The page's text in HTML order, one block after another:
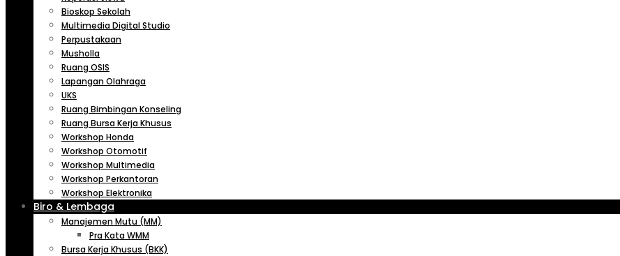
Bioskop Sekolah
Multimedia Digital Studio
Perpustakaan
Musholla
Ruang OSIS
Lapangan Olahraga
UKS
Ruang Bimbingan Konseling
Ruang Bursa Kerja Khusus
Workshop Honda
Workshop Otomotif
Workshop Multimedia
Workshop Perkantoran
Workshop Elektronika
Biro & Lembaga
Manajemen Mutu (MM)
Pra Kata WMM
Bursa Kerja Khusus (BKK)